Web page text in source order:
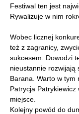
Festiwal ten jest
Rywalizuje w nim
Wobec licznej
też z zagranicy,
sukcesem. Dowodzi
nieustannie rozwijają
Barana. Warto w tym
Patrycja Patrykiewicz
miejsce.
Kolejny powód do